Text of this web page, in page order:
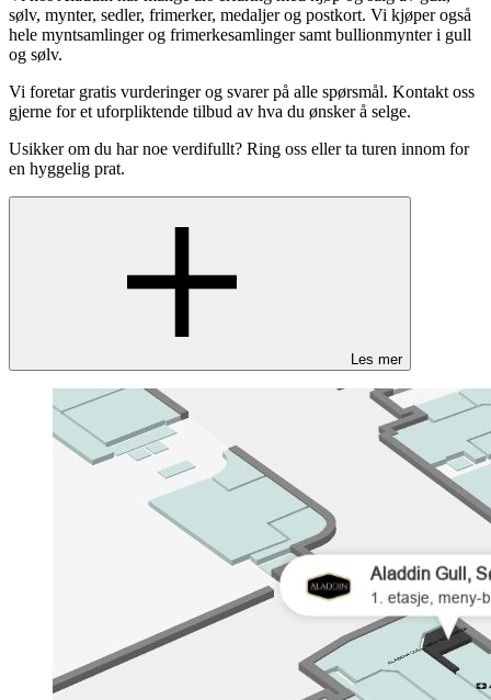
sølv, mynter, sedler, frimerker, medaljer og postkort. Vi kjøper også
hele myntsamlinger og frimerkesamlinger samt bullionmynter i gull
og sølv.
Vi foretar gratis vurderinger og svarer på alle spørsmål. Kontakt oss
gjerne for et uforpliktende tilbud av hva du ønsker å selge.
Usikker om du har noe verdifullt? Ring oss eller ta turen innom for
en hyggelig prat.
Les mer